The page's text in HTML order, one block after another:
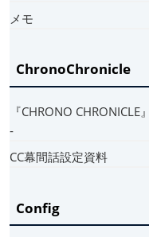
メモ
ChronoChronicle
『CHRONO
‐
CC幕間話設定資料
Config